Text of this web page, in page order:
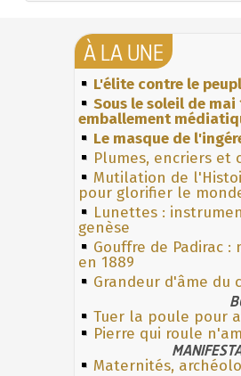
À LA UNE
L'élite contre le
Sous le soleil de
emballement
Le masque de
Plumes, encriers et
Mutilation de
pour glorifier le
Lunettes :
genèse
Gouffre de Padirac
en 1889
Grandeur d'âme du
Tuer la poule pour
Pierre qui roule
Maternités,